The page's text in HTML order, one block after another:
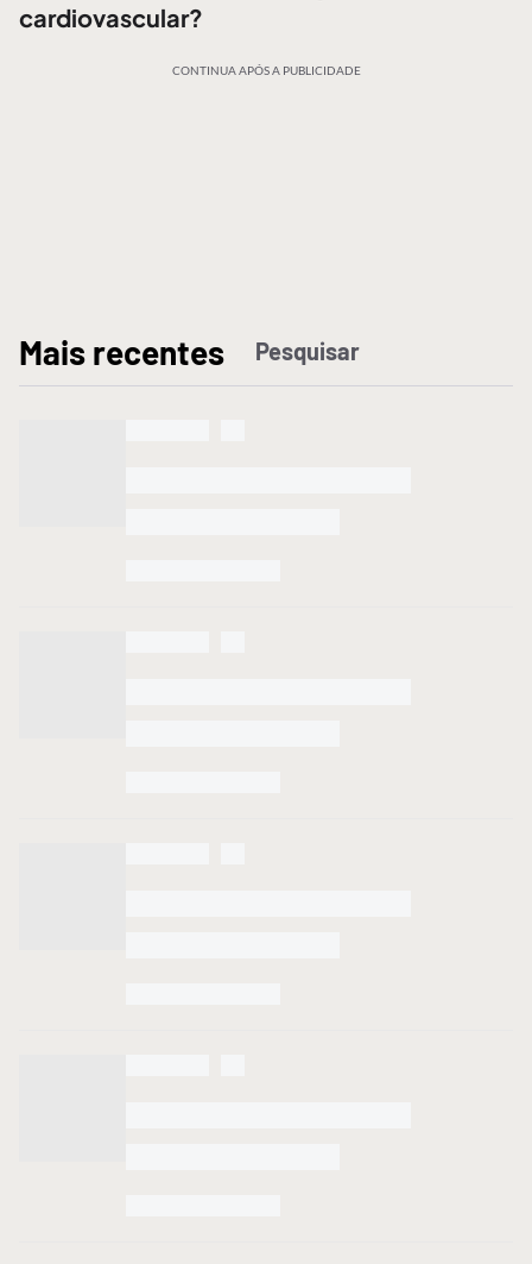
cardiovascular?
CONTINUA APÓS A PUBLICIDADE
Mais recentes